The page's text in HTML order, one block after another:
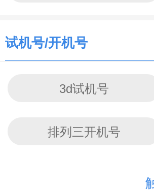
试机号/开机号
3d试机号
排列三开机号